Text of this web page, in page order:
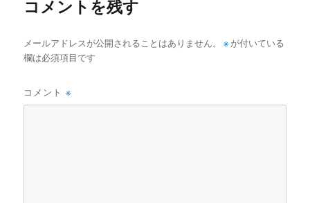
コメントを残す
メールアドレスが公開されることはありません。 ※ が付いている
欄は必須項目です
コメント※